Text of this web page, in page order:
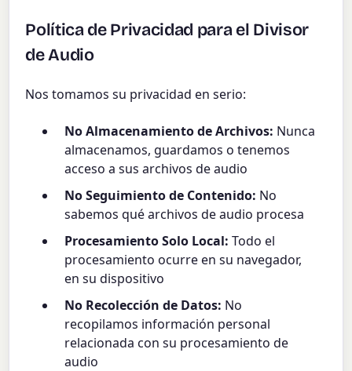
Política de Privacidad para el Divisor
de Audio
Nos tomamos su privacidad en serio:
No Almacenamiento de Archivos: Nunca
almacenamos, guardamos o tenemos
acceso a sus archivos de audio
No Seguimiento de Contenido: No
sabemos qué archivos de audio procesa
Procesamiento Solo Local: Todo el
procesamiento ocurre en su navegador,
en su dispositivo
No Recolección de Datos: No
recopilamos información personal
relacionada con su procesamiento de
audio